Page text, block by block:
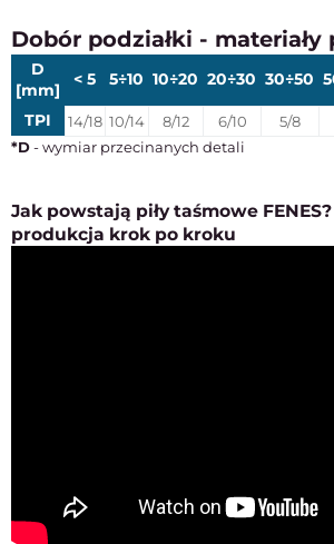
Dobór podziałki - materiały
D
[mm]
< 5 5÷10 10÷20 20÷30 30÷50
TPI 14/18 10/14 8/12 6/10 5/8
*D- wymiar przecinanych detali
Jak powstają piły taśmowe
produkcja krok po kroku